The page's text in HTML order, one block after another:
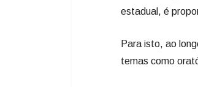
estadual, é
Para isto, ao
temas como